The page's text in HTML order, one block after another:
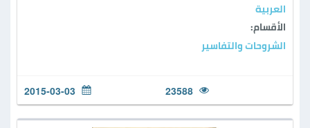
العربية
الأقسام:
الشروحات والتفاسير
23588
2015-03-03